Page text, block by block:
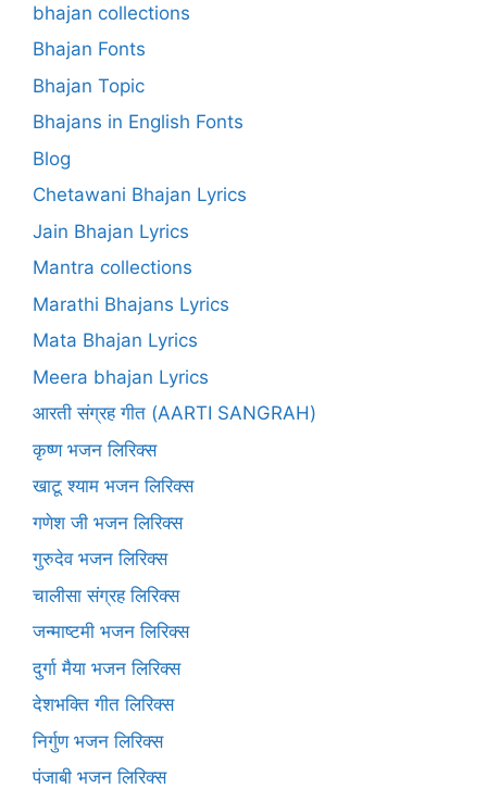
bhajan collections
Bhajan Fonts
Bhajan Topic
Bhajans in English Fonts
Blog
Chetawani Bhajan Lyrics
Jain Bhajan Lyrics
Mantra collections
Marathi Bhajans Lyrics
Mata Bhajan Lyrics
Meera bhajan Lyrics
आरती संग्रह गीत (AARTI SANGRAH)
कृष्ण भजन लिरिक्स
खाटू श्याम भजन लिरिक्स
गणेश जी भजन लिरिक्स
गुरुदेव भजन लिरिक्स
चालीसा संग्रह लिरिक्स
जन्माष्टमी भजन लिरिक्स
दुर्गा मैया भजन लिरिक्स
देशभक्ति गीत लिरिक्स
निर्गुण भजन लिरिक्स
पंजाबी भजन लिरिक्स